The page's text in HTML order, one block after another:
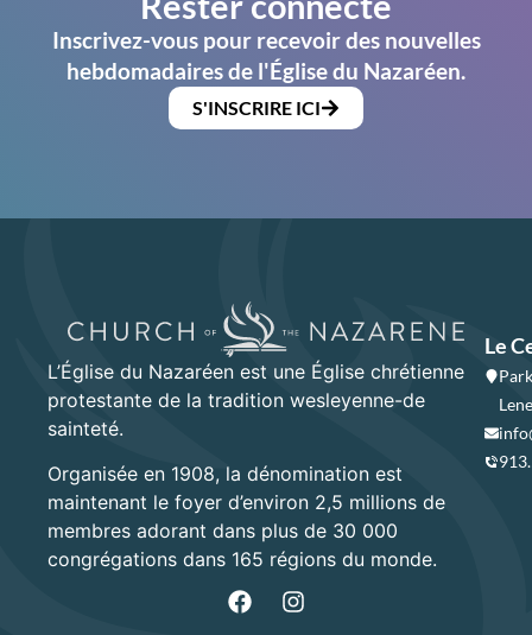
Inscrivez-vous pour recevoir des nouvelles
hebdomadaires de l'Église du Nazaréen.
S'INSCRIRE ICI
L’Église du Nazaréen est une Église chrétienne
protestante de la tradition wesleyenne-de
sainteté.
Organisée en 1908, la dénomination est
maintenant le foyer d’environ 2,5 millions de
membres adorant dans plus de 30 000
congrégations dans 165 régions du monde.
Le